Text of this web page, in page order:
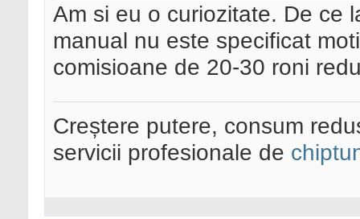
Am si eu o curiozitate. De ce
manual nu este specificat
comisioane de 20-30 roni
Creștere putere, consum
servicii profesionale de